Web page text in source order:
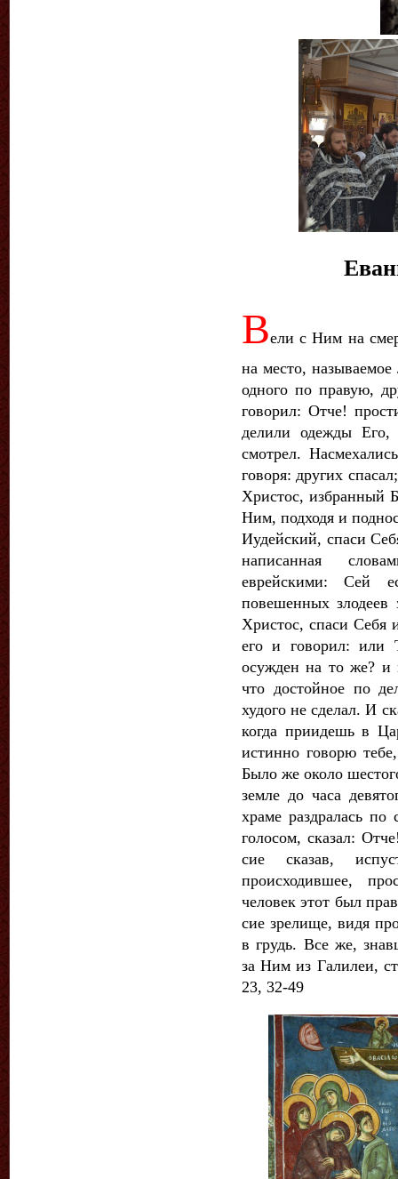
Вели с Ним на
на место,
одного по правую,
говорил: Отче!
делили одежды
смотрел.
говоря: других
Христос, избранный
Ним, подходя и
Иудейский, спаси
написанная
еврейскими: Сей
повешенных
Христос, спаси Себя
его и говорил: или
осужден на то же? и
что достойное по
худого не сделал. И
когда приидешь в
истинно говорю
Было же около
земле до часа
храме раздралась по
голосом, сказал:
сие сказав,
происходившее,
человек этот был
сие зрелище, видя
в грудь. Все же,
за Ним из Галилеи,
23, 32-49